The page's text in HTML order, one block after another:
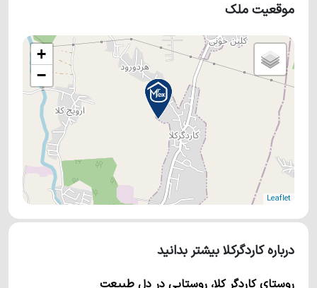
موقعیت ملک
+
−
Leaflet
درباره کاردگرکلا بیشتر بدانید
روستای کاردگر کلا، روستایی در دل طبیعت